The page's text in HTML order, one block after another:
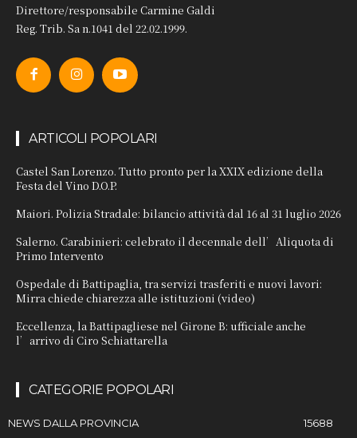
Direttore/responsabile Carmine Galdi
Reg. Trib. Sa n.1041 del 22.02.1999.
ARTICOLI POPOLARI
Castel San Lorenzo. Tutto pronto per la XXIX edizione della
Festa del Vino D.O.P.
Maiori. Polizia Stradale: bilancio attività dal 16 al 31 luglio 2026
Salerno. Carabinieri: celebrato il decennale dell’Aliquota di
Primo Intervento
Ospedale di Battipaglia, tra servizi trasferiti e nuovi lavori:
Mirra chiede chiarezza alle istituzioni (video)
Eccellenza, la Battipagliese nel Girone B: ufficiale anche
l’arrivo di Ciro Schiattarella
CATEGORIE POPOLARI
NEWS DALLA PROVINCIA
15688